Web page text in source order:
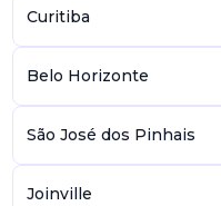
Curitiba
Belo Horizonte
São José dos Pinhais
Joinville